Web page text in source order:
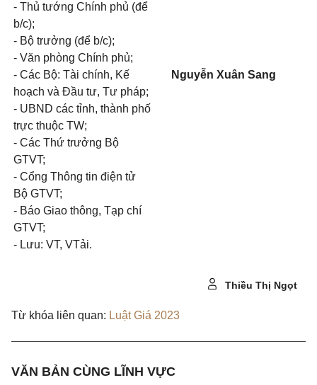
- Thủ tướng Chính phủ (để
b/c);
- Bộ trưởng (để b/c);
- Văn phòng Chính phủ;
- Các Bộ: Tài chính, Kế
hoạch và Đầu tư, Tư pháp;
- UBND các tỉnh, thành phố
trực thuộc TW;
- Các Thứ trưởng Bộ
GTVT;
- Cổng Thông tin điện tử
Bộ GTVT;
- Báo Giao thông, Tạp chí
GTVT;
- Lưu: VT, VTải.
Nguyễn Xuân Sang
Thiều Thị Ngọt
Từ khóa liên quan: Luật Giá 2023
VĂN BẢN CÙNG LĨNH VỰC